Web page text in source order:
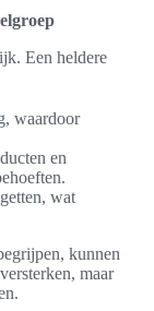
Een heldere
waardoor
en
wat
kunnen
maar